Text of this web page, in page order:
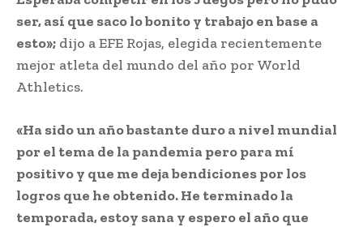
ser, así que saco lo bonito y trabajo en base a
esto»; dijo a EFE Rojas, elegida recientemente
mejor atleta del mundo del año por World
Athletics.
«Ha sido un año bastante duro a nivel mundial
por el tema de la pandemia pero para mí
positivo y que me deja bendiciones por los
logros que he obtenido. He terminado la
temporada, estoy sana y espero el año que